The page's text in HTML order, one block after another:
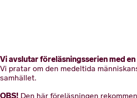
Vi avslutar föreläsningsserien med
Vi pratar om den medeltida
samhället.
OBS!